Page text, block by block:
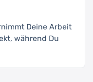
Deine Arbeit
während Du